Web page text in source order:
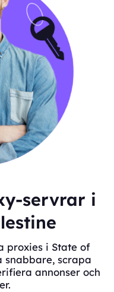
servrar i
proxies i State of
snabbare, scrapa
annonser och